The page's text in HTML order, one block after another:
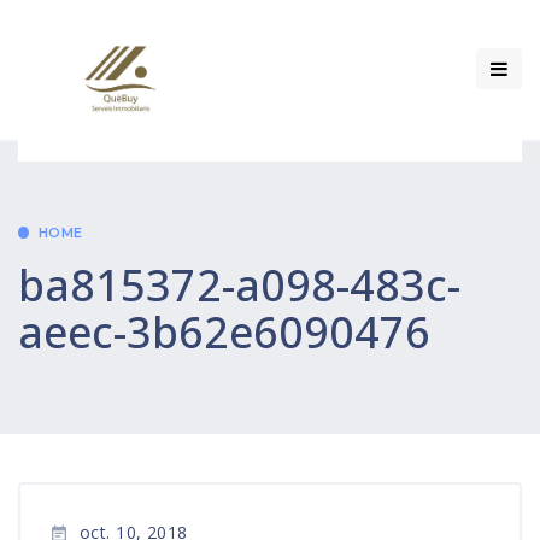
HOME
ba815372-a098-483c-
aeec-3b62e6090476
 oct. 10, 2018